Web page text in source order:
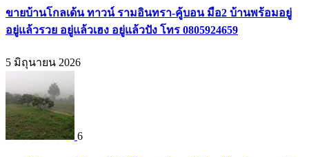
ขายบ้านโกลเด้น ทาวน์ รามอินทรา-คู้บอน มือ2 บ้านพร้อมอยู่
อยู่แล้วรวย อยู่แล้วเฮง อยู่แล้วปัง โทร 0805924659
5 มิถุนายน 2026
6